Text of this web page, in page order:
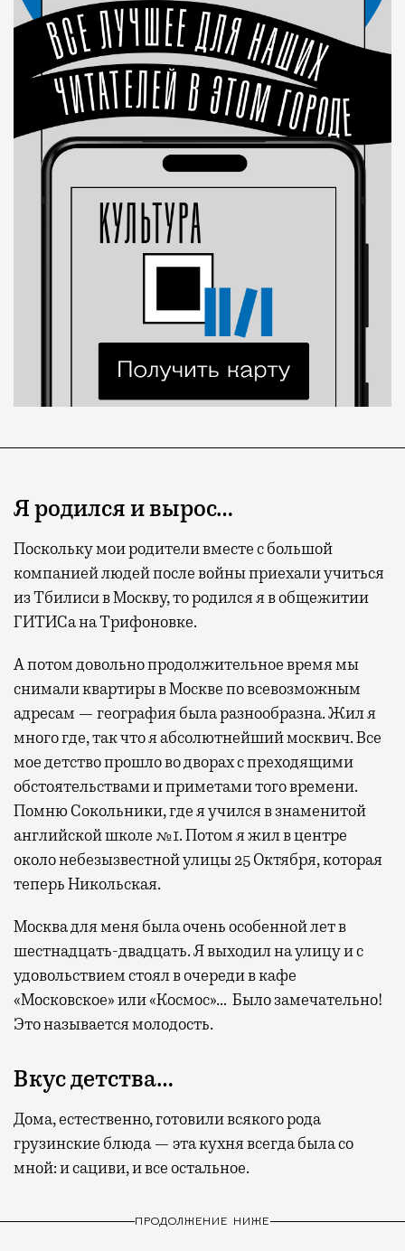
Я родился и вырос…
Поскольку мои родители вместе с большой
компанией людей после войны приехали учиться
из Тбилиси в Москву, то родился я в общежитии
ГИТИСа на Трифоновке.
А потом довольно продолжительное время мы
снимали квартиры в Москве по всевозможным
адресам — география была разнообразна. Жил я
много где, так что я абсолютнейший москвич. Все
мое детство прошло во дворах с преходящими
обстоятельствами и приметами того времени.
Помню Сокольники, где я учился в знаменитой
английской школе №1. Потом я жил в центре
около небезызвестной улицы 25 Октября, которая
теперь Никольская.
Москва для меня была очень особенной лет в
шестнадцать-двадцать. Я выходил на улицу и с
удовольствием стоял в очереди в кафе
«Московское» или «Космос»… Было замечательно!
Это называется молодость.
Вкус детства…
Дома, естественно, готовили всякого рода
грузинские блюда — эта кухня всегда была со
мной: и сациви, и все остальное.
ПРОДОЛЖЕНИЕ НИЖЕ